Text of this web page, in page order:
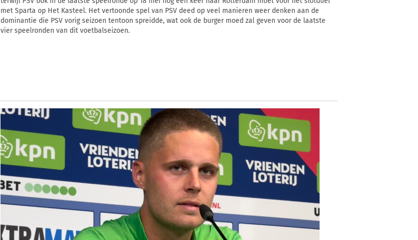
met Sparta op Het Kasteel. Het vertoonde spel van PSV deed op veel manieren weer denken aan de
dominantie die PSV vorig seizoen tentoon spreidde, wat ook de burger moed zal geven voor de laatste
vier speelronden van dit voetbalseizoen.